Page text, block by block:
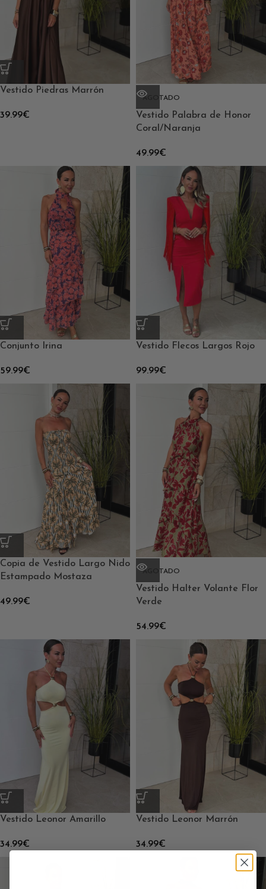
Vestido Piedras Marrón
39.99€
AGOTADO
Vestido Palabra de Honor
Coral/Naranja
49.99€
Conjunto Irina
59.99€
Vestido Flecos Largos Rojo
99.99€
Copia de Vestido Largo Nido
Estampado Mostaza
49.99€
AGOTADO
Vestido Halter Volante Flor
Verde
54.99€
Vestido Leonor Amarillo
34.99€
Vestido Leonor Marrón
34.99€